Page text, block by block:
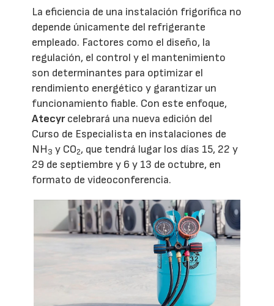
La eficiencia de una instalación frigorífica no
depende únicamente del refrigerante
empleado. Factores como el diseño, la
regulación, el control y el mantenimiento
son determinantes para optimizar el
rendimiento energético y garantizar un
funcionamiento fiable. Con este enfoque,
Atecyrcelebrará una nueva edición del
Curso de Especialista en instalaciones de
NH3 y CO2, que tendrá lugar los días 15, 22 y
29 de septiembre y 6 y 13 de octubre, en
formato de videoconferencia.